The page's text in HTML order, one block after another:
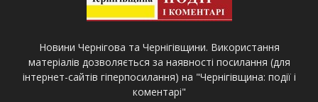
Новини Чернігова та Чернігівщини. Використання
матеріалів дозволяється за наявності посилання (для
інтернет-сайтів гіперпосилання) на "Чернігівщина: події і
коментарі"